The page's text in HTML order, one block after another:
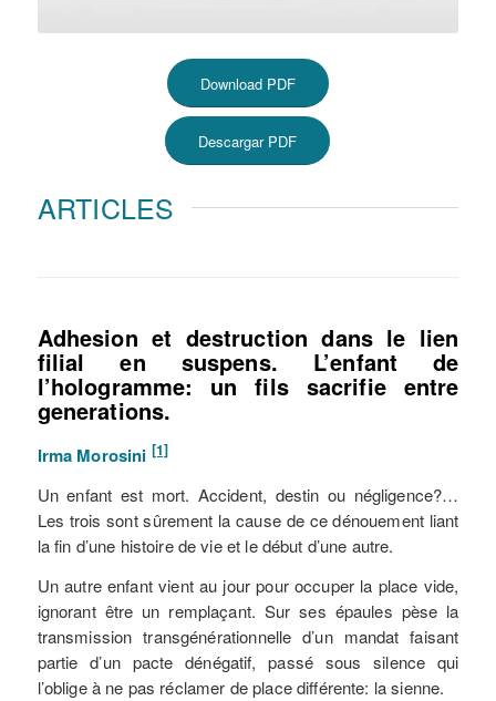
Download PDF
Descargar PDF
ARTICLES
Adhesion et destruction dans le lien
filial en suspens. L’enfant de
l’hologramme: un fils sacrifie entre
generations.
Irma Morosini [1]
Un enfant est mort. Accident, destin ou négligence?…
Les trois sont sûrement la cause de ce dénouement liant
la fin d’une histoire de vie et le début d’une autre.
Un autre enfant vient au jour pour occuper la place vide,
ignorant être un remplaçant. Sur ses épaules pèse la
transmission transgénérationnelle d’un mandat faisant
partie d’un pacte dénégatif, passé sous silence qui
l’oblige à ne pas réclamer de place différente: la sienne.